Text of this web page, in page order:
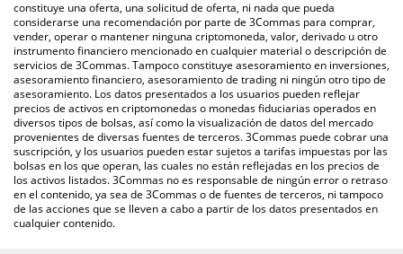
También puedes utilizar nuestra tabla de precios de @DOGE
que se encuentra arriba para verificar el último precio de
@DOGE en las principales monedas fiduciarias y criptomonedas.
constituye una oferta, una solicitud de oferta, ni nada que pueda
considerarse una recomendación por parte de 3Commas para comprar,
vender, operar o mantener ninguna criptomoneda, valor, derivado u otro
instrumento financiero mencionado en cualquier material o descripción de
servicios de 3Commas. Tampoco constituye asesoramiento en inversiones,
asesoramiento financiero, asesoramiento de trading ni ningún otro tipo de
asesoramiento. Los datos presentados a los usuarios pueden reflejar
precios de activos en criptomonedas o monedas fiduciarias operados en
diversos tipos de bolsas, así como la visualización de datos del mercado
provenientes de diversas fuentes de terceros. 3Commas puede cobrar una
suscripción, y los usuarios pueden estar sujetos a tarifas impuestas por las
bolsas en los que operan, las cuales no están reflejadas en los precios de
los activos listados. 3Commas no es responsable de ningún error o retraso
en el contenido, ya sea de 3Commas o de fuentes de terceros, ni tampoco
de las acciones que se lleven a cabo a partir de los datos presentados en
cualquier contenido.